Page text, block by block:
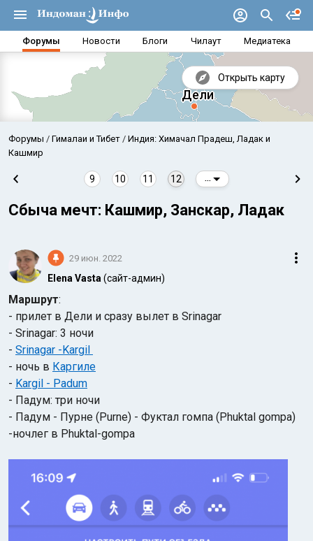
Форумы Новости Блоги Чилаут Медиатека
Открыть карту
Аравийское море
Форумы Гималаи и Тибет
Индия: Химачал Прадеш, Ладак и
Кашмир
9 10 11 12
Сбыча мечт: Кашмир, Занскар, Ладак
29 июн. 2022
Elena Vasta (сайт-админ)
Маршрут:
- прилет в Дели и сразу вылет в Srinagar
- Srinagar: 3 ночи
- Srinagar -Kargil
- ночь в Каргиле
- Kargil - Padum
- Падум: три ночи
- Падум - Пурне (Purne) - Фуктал гомпа (Phuktal gompa)
-ночлег в Phuktal-gompa